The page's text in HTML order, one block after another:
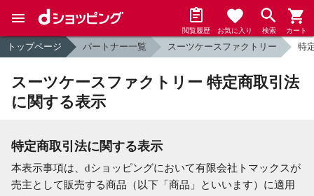
閲覧履歴 お気に入り 検索 カート
トップページ パートナー一覧 スーツケースファクトリー 特
スーツケースファクトリー 特定商取引法
に関する表示
特定商取引法に関する表示
本表示事項は、dショッピングにおいて有限会社トマックスが
売主として販売する商品（以下「商品」といいます）に適用